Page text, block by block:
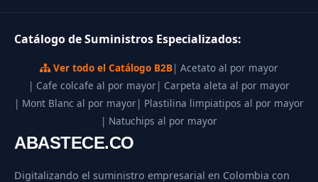
Catálogo de Suministros Especializados:
Ver todo el Catálogo B2B| Acetato al por mayor
| Cafe colcafe al por mayor| Carpeta aleta al por mayor
| Mont Blanc al por mayor| Plastilina limpiatipos al por mayor
| Natuchips al por mayor
ABASTECE.CO
Digitalizando el suministro empresarial en Colombia con